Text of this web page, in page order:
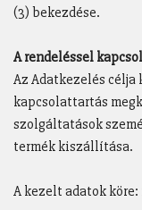
(3) bekezdése.
A rendeléssel
Az Adatkezelés
kapcsolattartás
szolgáltatások
termék kiszállítása.
A kezelt adatok